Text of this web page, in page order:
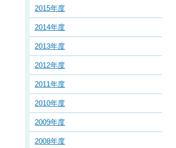
2015年度
2014年度
2013年度
2012年度
2011年度
2010年度
2009年度
2008年度